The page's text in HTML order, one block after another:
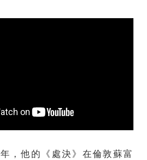
年，他的《處決》在倫敦蘇富